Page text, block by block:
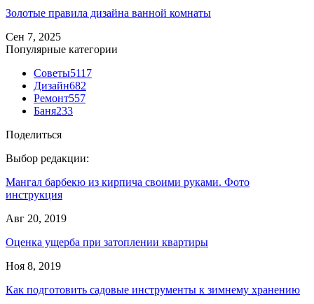
Золотые правила дизайна ванной комнаты
Сен 7, 2025
Популярные категории
Советы5117
Дизайн682
Ремонт557
Баня233
Поделиться
Выбор редакции:
Мангал барбекю из кирпича своими руками. Фото
инструкция
Авг 20, 2019
Оценка ущерба при затоплении квартиры
Ноя 8, 2019
Как подготовить садовые инструменты к зимнему хранению